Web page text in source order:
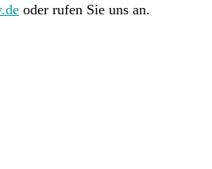
oder rufen Sie uns an.